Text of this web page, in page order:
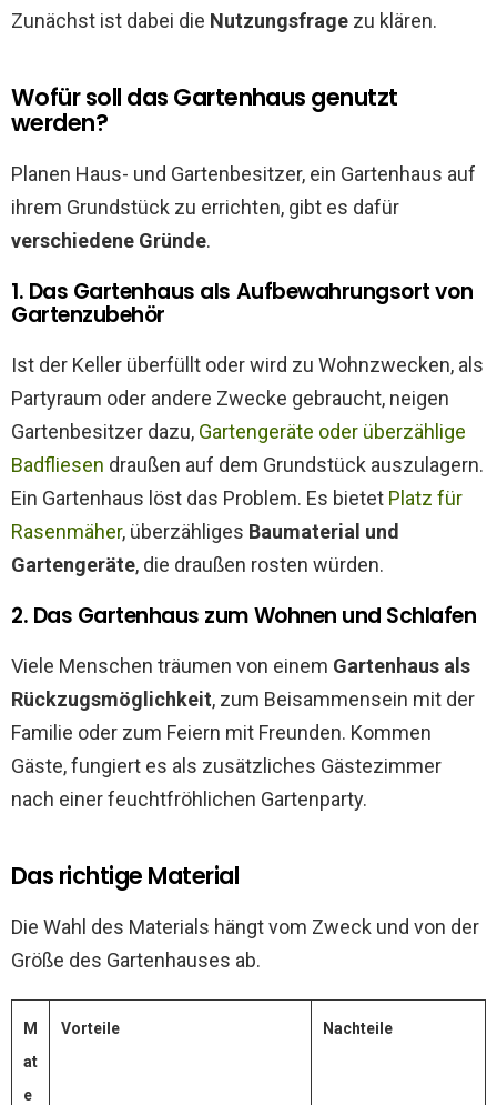
Zunächst ist dabei die Nutzungsfrage zu klären.
Wofür soll das Gartenhaus genutzt
werden?
Planen Haus- und Gartenbesitzer, ein Gartenhaus auf
ihrem Grundstück zu errichten, gibt es dafür
verschiedene Gründe.
1. Das Gartenhaus als Aufbewahrungsort von
Gartenzubehör
Ist der Keller überfüllt oder wird zu Wohnzwecken, als
Partyraum oder andere Zwecke gebraucht, neigen
Gartenbesitzer dazu, Gartengeräte oder überzählige
Badfliesen draußen auf dem Grundstück auszulagern.
Ein Gartenhaus löst das Problem. Es bietet Platz für
Rasenmäher, überzähliges Baumaterial und
Gartengeräte, die draußen rosten würden.
2. Das Gartenhaus zum Wohnen und Schlafen
Viele Menschen träumen von einem Gartenhaus als
Rückzugsmöglichkeit, zum Beisammensein mit der
Familie oder zum Feiern mit Freunden. Kommen
Gäste, fungiert es als zusätzliches Gästezimmer
nach einer feuchtfröhlichen Gartenparty.
Das richtige Material
Die Wahl des Materials hängt vom Zweck und von der
Größe des Gartenhauses ab.
M
at
e
Vorteile Nachteile